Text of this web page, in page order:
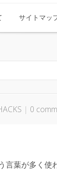
サイトマッ
| 0
言葉が多く使